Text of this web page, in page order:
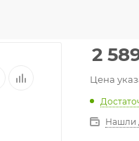
2
Цена
Нашли